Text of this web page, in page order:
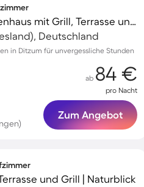
Voll ausgestattetes Ferienhaus mit Grill, Terrasse und Garten | Naturblick
Deutschland
in Ditzum für unvergessliche Stunden
ab 84 €
pro Nacht
Zum Angebot
und Grill | Naturblick